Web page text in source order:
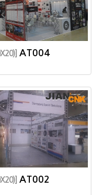
AT004
AT002